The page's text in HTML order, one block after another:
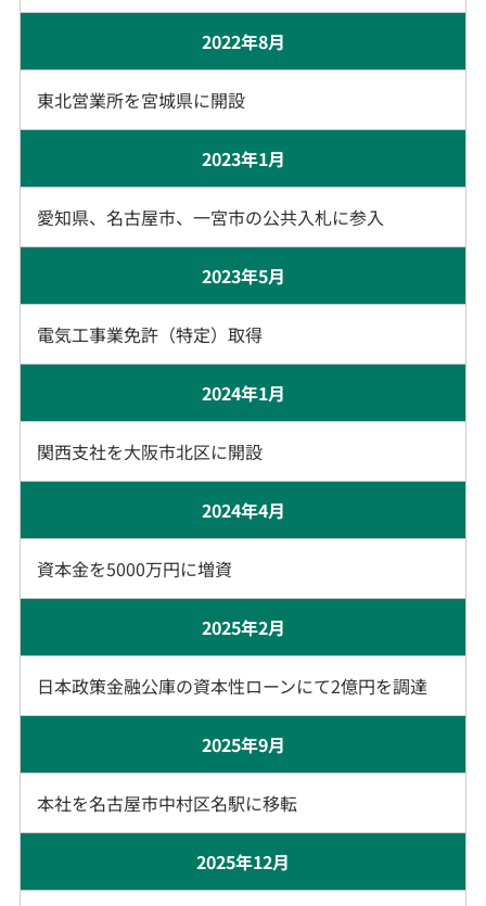
2022年8月
東北営業所を宮城県に開設
2023年1月
愛知県、名古屋市、一宮市の公共入札に参入
2023年5月
電気工事業免許（特定）取得
2024年1月
関西支社を大阪市北区に開設
2024年4月
資本金を5000万円に増資
2025年2月
日本政策金融公庫の資本性ローンにて2億円を調達
2025年9月
本社を名古屋市中村区名駅に移転
2025年12月